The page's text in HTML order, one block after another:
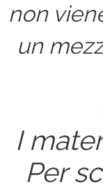
non
un
I
Per